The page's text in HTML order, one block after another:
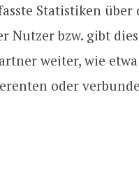
Statistiken über
Nutzer bzw. gibt
weiter, wie etwa
oder